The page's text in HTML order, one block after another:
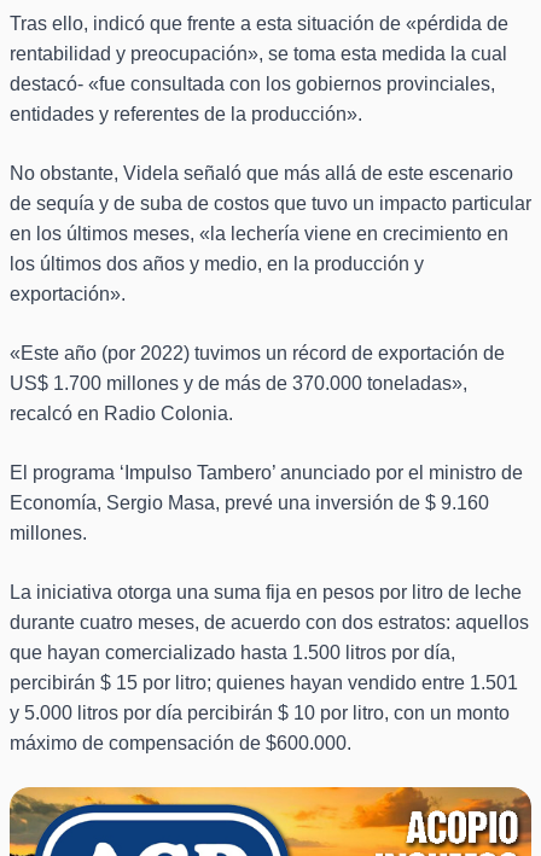
Tras ello, indicó que frente a esta situación de «pérdida de
rentabilidad y preocupación», se toma esta medida la cual
destacó- «fue consultada con los gobiernos provinciales,
entidades y referentes de la producción».
No obstante, Videla señaló que más allá de este escenario
de sequía y de suba de costos que tuvo un impacto particular
en los últimos meses, «la lechería viene en crecimiento en
los últimos dos años y medio, en la producción y
exportación».
«Este año (por 2022) tuvimos un récord de exportación de
US$ 1.700 millones y de más de 370.000 toneladas»,
recalcó en Radio Colonia.
El programa ‘Impulso Tambero’ anunciado por el ministro de
Economía, Sergio Masa, prevé una inversión de $ 9.160
millones.
La iniciativa otorga una suma fija en pesos por litro de leche
durante cuatro meses, de acuerdo con dos estratos: aquellos
que hayan comercializado hasta 1.500 litros por día,
percibirán $ 15 por litro; quienes hayan vendido entre 1.501
y 5.000 litros por día percibirán $ 10 por litro, con un monto
máximo de compensación de $600.000.